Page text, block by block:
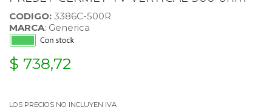
CODIGO: 3386C-500R
MARCA: Generica
$ 738,72
LOS PRECIOS NO INCLUYEN IVA